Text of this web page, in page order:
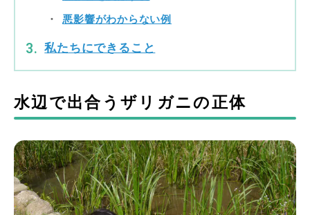
悪影響がわからない例
私たちにできること
水辺で出合うザリガニの正体